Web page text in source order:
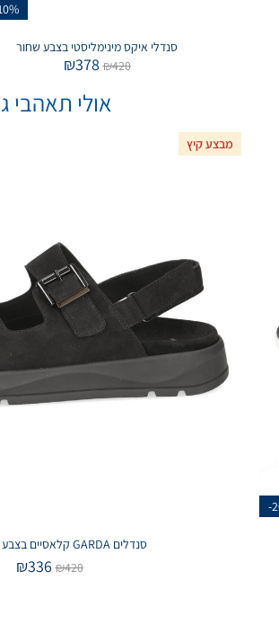
סנדלי איקס מינימליסטי בצבע שחור
₪420
₪378
אולי תאהבי
-
מבצע קיץ
סנדלים GARDA קלאסיים בצבע שחור זמש
₪420
₪336